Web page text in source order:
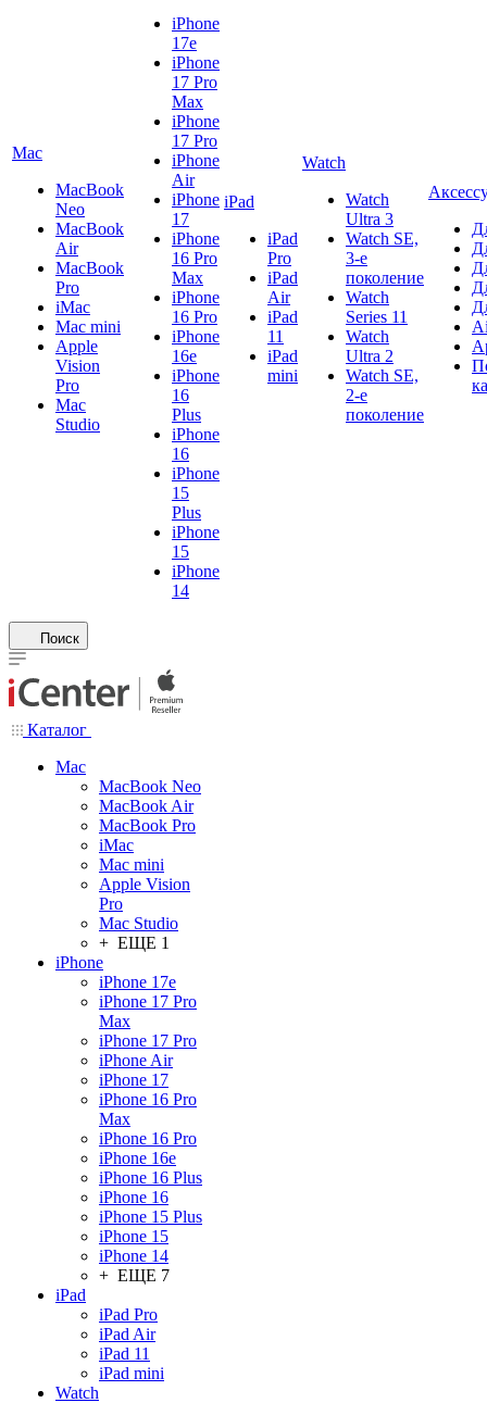
Mac
MacBook
Neo
MacBook
Air
MacBook
Pro
iMac
Mac mini
Apple
Vision
Pro
Mac
Studio
iPhone
17e
iPhone
17 Pro
Max
iPhone
17 Pro
iPhone
Air
iPhone
17
iPhone
16 Pro
Max
iPhone
16 Pro
iPhone
16e
iPhone
16
Plus
iPhone
16
iPhone
15
Plus
iPhone
15
iPhone
14
iPad
iPad
Pro
iPad
Air
iPad
11
iPad
mini
Watch
Watch
Ultra 3
Watch SE,
3-е
поколение
Watch
Series 11
Watch
Ultra 2
Watch SE,
2-е
поколение
Поиск
Каталог
Mac
MacBook Neo
MacBook Air
MacBook Pro
iMac
Mac mini
Apple Vision
Pro
Mac Studio
+ ЕЩЕ 1
iPhone
iPhone 17e
iPhone 17 Pro
Max
iPhone 17 Pro
iPhone Air
iPhone 17
iPhone 16 Pro
Max
iPhone 16 Pro
iPhone 16e
iPhone 16 Plus
iPhone 16
iPhone 15 Plus
iPhone 15
iPhone 14
+ ЕЩЕ 7
iPad
iPad Pro
iPad Air
iPad 11
iPad mini
Watch